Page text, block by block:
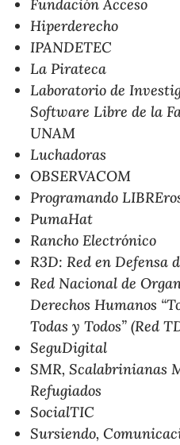
Fundación Acceso
Hiperderecho
IPANDETEC
La Pirateca
Laboratorio de
Software Libre de la
UNAM
Luchadoras
OBSERVACOM
Programando
PumaHat
Rancho Electrónico
R3D: Red en Defensa
Red Nacional de
Derechos Humanos
Todas y Todos” (Red
SeguDigital
SMR, Scalabrinianas
Refugiados
SocialTIC
Sursiendo,